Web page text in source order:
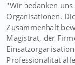
"Wir bedanken
Organisationen.
Zusammenhalt
Magistrat, der
Professionalität